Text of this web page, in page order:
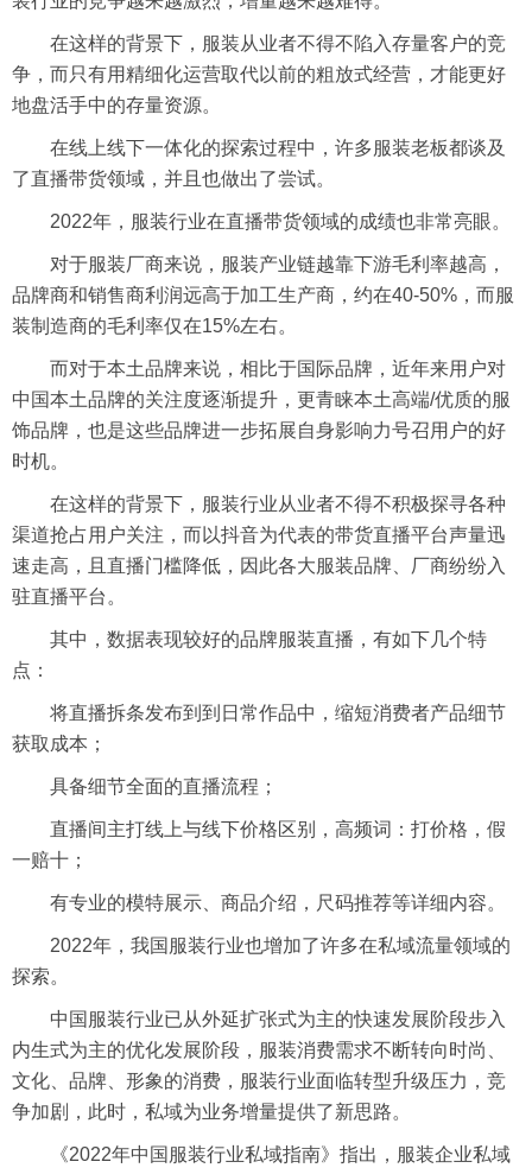
在这样的背景下，服装从业者不得不陷入存量客户的竞
争，而只有用精细化运营取代以前的粗放式经营，才能更好
地盘活手中的存量资源。
在线上线下一体化的探索过程中，许多服装老板都谈及
了直播带货领域，并且也做出了尝试。
2022年，服装行业在直播带货领域的成绩也非常亮眼。
对于服装厂商来说，服装产业链越靠下游毛利率越高，
品牌商和销售商利润远高于加工生产商，约在40-50%，而服
装制造商的毛利率仅在15%左右。
而对于本土品牌来说，相比于国际品牌，近年来用户对
中国本土品牌的关注度逐渐提升，更青睐本土高端/优质的服
饰品牌，也是这些品牌进一步拓展自身影响力号召用户的好
时机。
在这样的背景下，服装行业从业者不得不积极探寻各种
渠道抢占用户关注，而以抖音为代表的带货直播平台声量迅
速走高，且直播门槛降低，因此各大服装品牌、厂商纷纷入
驻直播平台。
其中，数据表现较好的品牌服装直播，有如下几个特
点：
将直播拆条发布到到日常作品中，缩短消费者产品细节
获取成本；
具备细节全面的直播流程；
直播间主打线上与线下价格区别，高频词：打价格，假
一赔十；
有专业的模特展示、商品介绍，尺码推荐等详细内容。
2022年，我国服装行业也增加了许多在私域流量领域的
探索。
中国服装行业已从外延扩张式为主的快速发展阶段步入
内生式为主的优化发展阶段，服装消费需求不断转向时尚、
文化、品牌、形象的消费，服装行业面临转型升级压力，竞
争加剧，此时，私域为业务增量提供了新思路。
《2022年中国服装行业私域指南》指出，服装企业私域